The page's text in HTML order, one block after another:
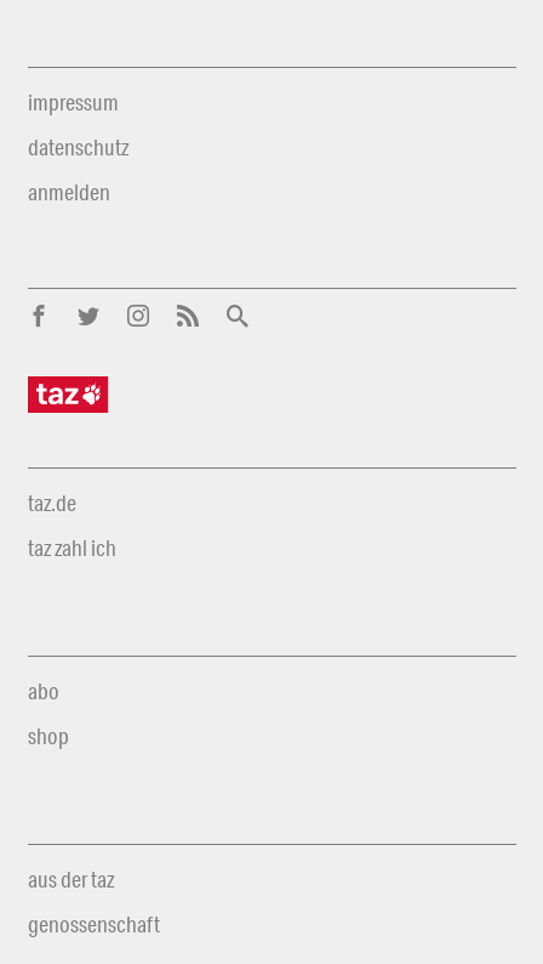
impressum
datenschutz
anmelden
taz.de
taz zahl ich
abo
shop
aus der taz
genossenschaft